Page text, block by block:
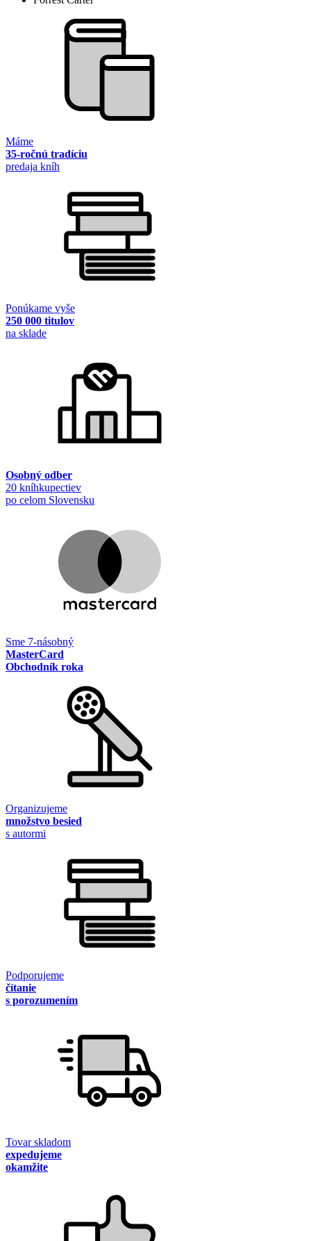
Máme
35-ročnú tradíciu
predaja kníh
Ponúkame vyše
250 000 titulov
na sklade
Osobný odber
20 kníhkupectiev
po celom Slovensku
Sme 7-násobný
MasterCard
Obchodník roka
Organizujeme
množstvo besied
s autormi
Podporujeme
čítanie
s porozumením
Tovar skladom
expedujeme
okamžite